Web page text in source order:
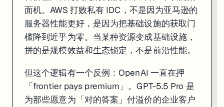
面机。AWS 打败私有 IDC，不是因为亚马逊的
服务器性能更好，是因为把基础设施的获取门
槛降到近乎为零。当某种资源变成基础设施，
拼的是规模效益和生态锁定，不是前沿性能。
但这个逻辑有一个反例：OpenAI 一直在押
「frontier pays premium」。GPT-5.5 Pro 是
为那些愿意为「对的答案」付溢价的企业客户